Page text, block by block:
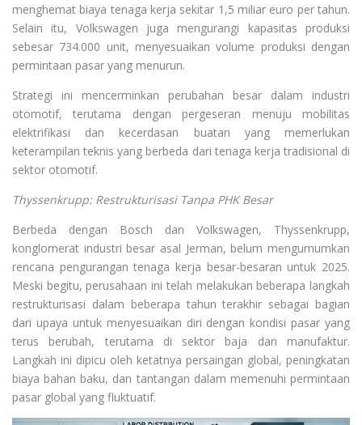
menghemat biaya tenaga kerja sekitar 1,5 miliar euro per tahun.
Selain itu, Volkswagen juga mengurangi kapasitas produksi
sebesar 734.000 unit, menyesuaikan volume produksi dengan
permintaan pasar yang menurun.
Strategi ini mencerminkan perubahan besar dalam industri
otomotif, terutama dengan pergeseran menuju mobilitas
elektrifikasi dan kecerdasan buatan yang memerlukan
keterampilan teknis yang berbeda dari tenaga kerja tradisional di
sektor otomotif.
Thyssenkrupp: Restrukturisasi Tanpa PHK Besar
Berbeda dengan Bosch dan Volkswagen, Thyssenkrupp,
konglomerat industri besar asal Jerman, belum mengumumkan
rencana pengurangan tenaga kerja besar-besaran untuk 2025.
Meski begitu, perusahaan ini telah melakukan beberapa langkah
restrukturisasi dalam beberapa tahun terakhir sebagai bagian
dari upaya untuk menyesuaikan diri dengan kondisi pasar yang
terus berubah, terutama di sektor baja dan manufaktur.
Langkah ini dipicu oleh ketatnya persaingan global, peningkatan
biaya bahan baku, dan tantangan dalam memenuhi permintaan
pasar global yang fluktuatif.